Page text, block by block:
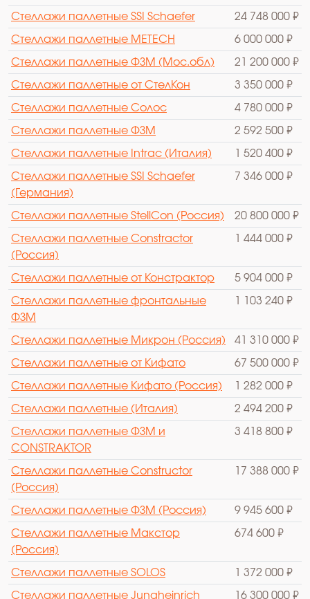
Стеллажи паллетные SSI Schaefer 24 748 000 ₽
Стеллажи паллетные METECH 6 000 000 ₽
Стеллажи паллетные ФЗМ (Мос.обл) 21 200 000 ₽
Стеллажи паллетные от СтелКон 3 350 000 ₽
Стеллажи паллетные Солос 4 780 000 ₽
Стеллажи паллетные ФЗМ 2 592 500 ₽
Стеллажи паллетные Intrac (Италия) 1 520 400 ₽
Стеллажи паллетные SSI Schaefer
(Германия)
7 346 000 ₽
Стеллажи паллетные StellCon (Россия) 20 800 000 ₽
Стеллажи паллетные Constractor
(Россия)
1 444 000 ₽
Стеллажи паллетные от Констрактор 5 904 000 ₽
Стеллажи паллетные фронтальные
ФЗМ
1 103 240 ₽
Стеллажи паллетные Микрон (Россия) 41 310 000 ₽
Стеллажи паллетные от Кифато 67 500 000 ₽
Стеллажи паллетные Кифато (Россия) 1 282 000 ₽
Стеллажи паллетные (Италия) 2 494 200 ₽
Стеллажи паллетные ФЗМ и
CONSTRAKTOR
3 418 800 ₽
Стеллажи паллетные Constructor
(Россия)
17 388 000 ₽
Стеллажи паллетные ФЗМ (Россия) 9 945 600 ₽
Стеллажи паллетные Макстор
(Россия)
674 600 ₽
Стеллажи паллетные SOLOS 1 372 000 ₽
Стеллажи паллетные Jungheinrich 16 300 000 ₽